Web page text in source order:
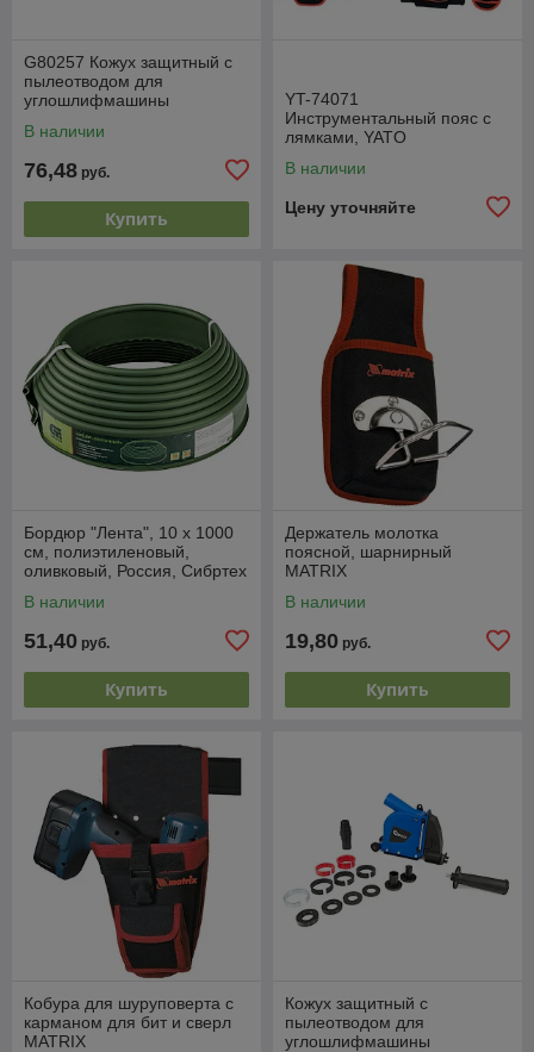
G80257 Кожух защитный с
пылеотводом для
углошлифмашины
для резки пропила 5-32мм,
В наличии
76,48 руб.
Купить
YT-74071
Инструментальный пояс с
лямками, YATO
В наличии
Цену уточняйте
Бордюр "Лента", 10 х 1000
см, полиэтиленовый,
оливковый, Россия, Сибртех
В наличии
51,40 руб.
Купить
Держатель молотка
поясной, шарнирный
MATRIX
В наличии
19,80 руб.
Купить
Кобура для шуруповерта с
карманом для бит и сверл
MATRIX
Кожух защитный с
пылеотводом для
углошлифмашины